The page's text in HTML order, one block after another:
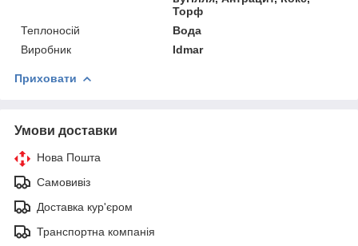
Торф
Теплоносій
Вода
Виробник
Idmar
Приховати
Умови доставки
Нова Пошта
Самовивіз
Доставка кур'єром
Транспортна компанія